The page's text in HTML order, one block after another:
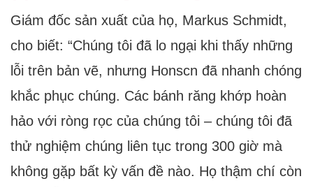
Giám đốc sản xuất của họ, Markus Schmidt,
cho biết: “Chúng tôi đã lo ngại khi thấy những
lỗi trên bản vẽ, nhưng Honscn đã nhanh chóng
khắc phục chúng. Các bánh răng khớp hoàn
hảo với ròng rọc của chúng tôi – chúng tôi đã
thử nghiệm chúng liên tục trong 300 giờ mà
không gặp bất kỳ vấn đề nào. Họ thậm chí còn